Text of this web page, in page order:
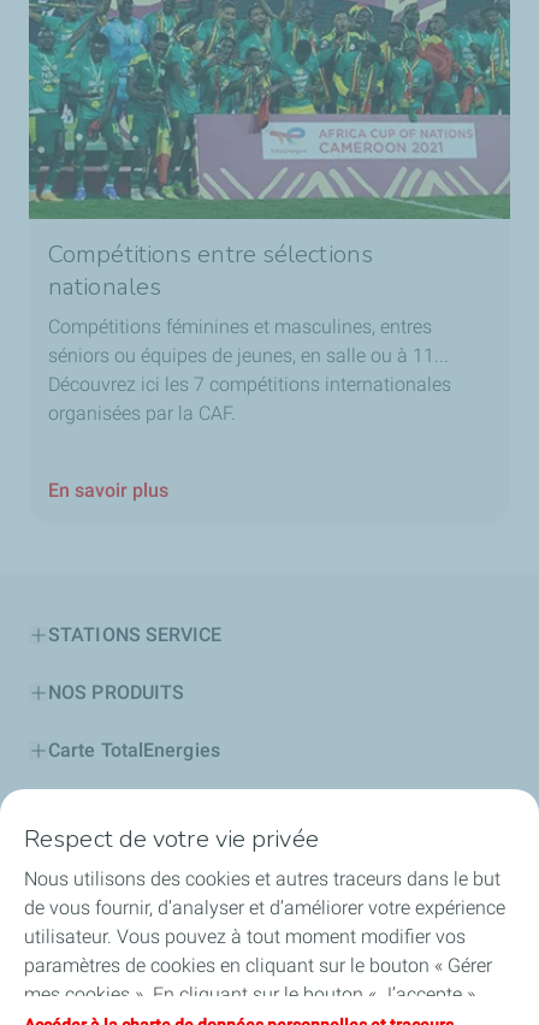
Compétitions entre sélections
nationales
Compétitions féminines et masculines, entres
séniors ou équipes de jeunes, en salle ou à 11...
Découvrez ici les 7 compétitions internationales
organisées par la CAF.
En savoir plus
STATIONS SERVICE
NOS PRODUITS
Carte TotalEnergies
Notre Fondation
Actionnariat
Respect de votre vie privée
Nous utilisons des cookies et autres traceurs dans le but
de vous fournir, d’analyser et d’améliorer votre expérience
utilisateur. Vous pouvez à tout moment modifier vos
paramètres de cookies en cliquant sur le bouton « Gérer
mes cookies ». En cliquant sur le bouton « J’accepte »,